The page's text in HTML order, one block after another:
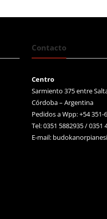
Contacto
Centro
Sarmiento 375 entre
Córdoba – Argentina
Pedidos a Wpp: +54 351-
Tel: 0351 5882935 / 0351
E-mail: